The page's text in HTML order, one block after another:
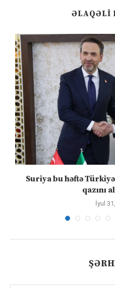
ƏLAQƏLI
Suriya bu həftə
qazını
İyul